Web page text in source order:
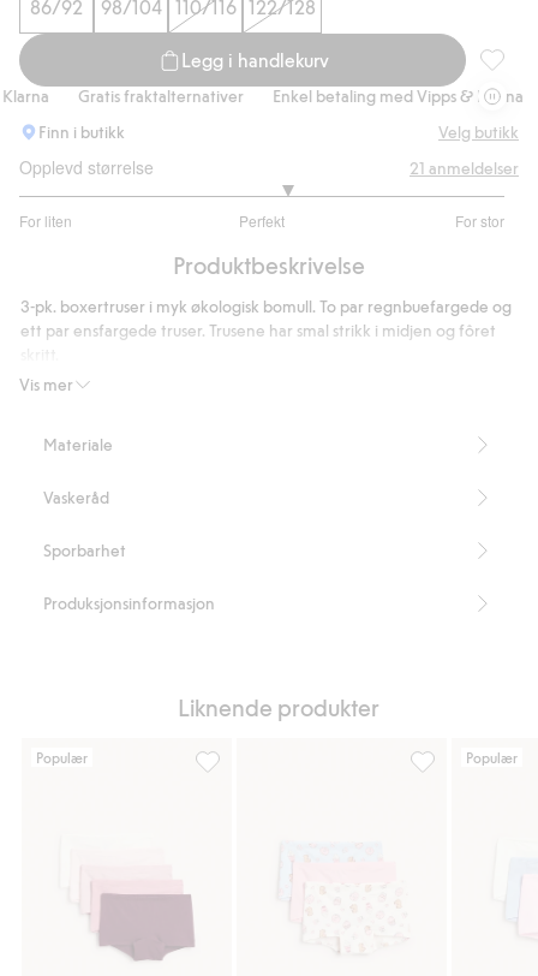
Handle nå
86/92 98/104 110/116 122/128
Legg i handlekurv
3-pk.
Gratis fraktalternativer Enkel betaling med Vipps & Klarna
Finn i butikk
Velg butikk
Opplevd størrelse
For liten Perfekt For stor
av
19
stemmer
21 anmeldelser
Produktbeskrivelse
Vis mer
3-pk. boxertruser i myk økologisk bomull. To par regnbuefargede og
ett par ensfargede truser. Trusene har smal strikk i midjen og fôret
Inneholder 95 % økologisk bomull.
Materiale
Vaskeråd
Sporbarhet
Produksjonsinformasjon
Liknende produkter
Populær Populær